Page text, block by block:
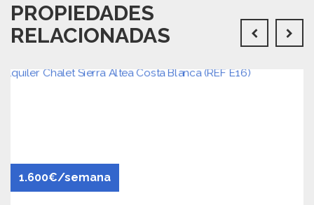
PROPIEDADES
RELACIONADAS
1.600€/semana